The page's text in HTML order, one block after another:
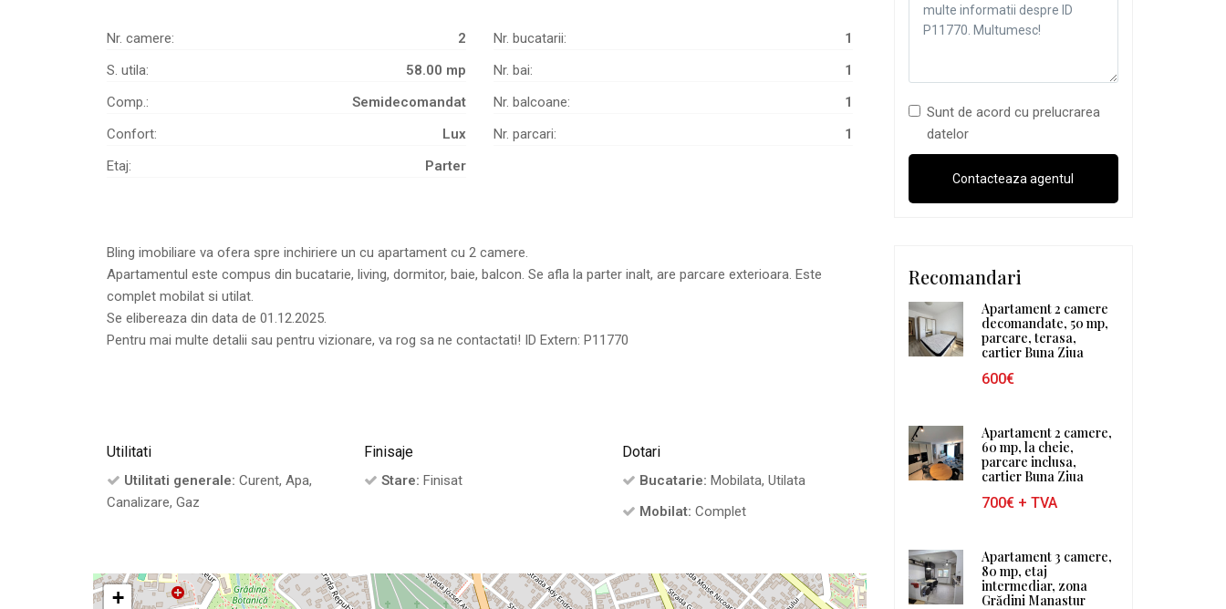
Nr. camere:
2
S. utila:
58.00 mp
Comp.:
Semidecomandat
Confort:
Lux
Etaj:
Parter
Nr. bucatarii:
1
Nr. bai:
1
Nr. balcoane:
1
Nr. parcari:
1
Bling imobiliare va ofera spre inchiriere un cu apartament cu 2 camere.
Apartamentul este compus din bucatarie, living, dormitor, baie, balcon. Se afla la parter inalt, are parcare exterioara. Este
complet mobilat si utilat.
Se elibereaza din data de 01.12.2025.
Pentru mai multe detalii sau pentru vizionare, va rog sa ne contactati! ID Extern: P11770
Utilitati
Utilitati generale: Curent, Apa,
Canalizare, Gaz
Finisaje
Stare: Finisat
Dotari
Bucatarie: Mobilata, Utilata
Mobilat: Complet
+
Sunt de acord cu prelucrarea
datelor
Recomandari
Apartament 2 camere
decomandate, 50 mp,
parcare, terasa,
cartier Buna Ziua
600€
Apartament 2 camere,
60 mp, la cheie,
parcare inclusa,
cartier Buna Ziua
700€+ TVA
Apartament 3 camere,
80 mp, etaj
intermediar, zona
Grădini Manastur